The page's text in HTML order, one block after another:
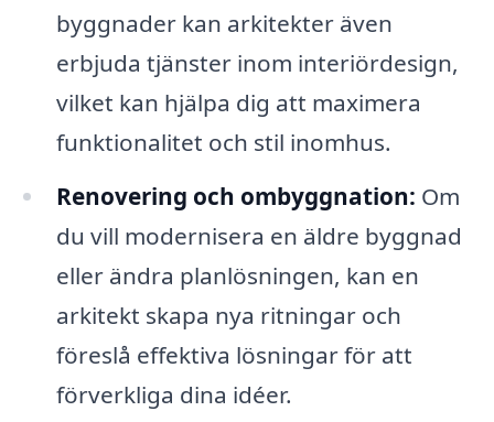
byggnader kan arkitekter även
erbjuda tjänster inom interiördesign,
vilket kan hjälpa dig att maximera
funktionalitet och stil inomhus.
Renovering och ombyggnation: Om
du vill modernisera en äldre byggnad
eller ändra planlösningen, kan en
arkitekt skapa nya ritningar och
föreslå effektiva lösningar för att
förverkliga dina idéer.